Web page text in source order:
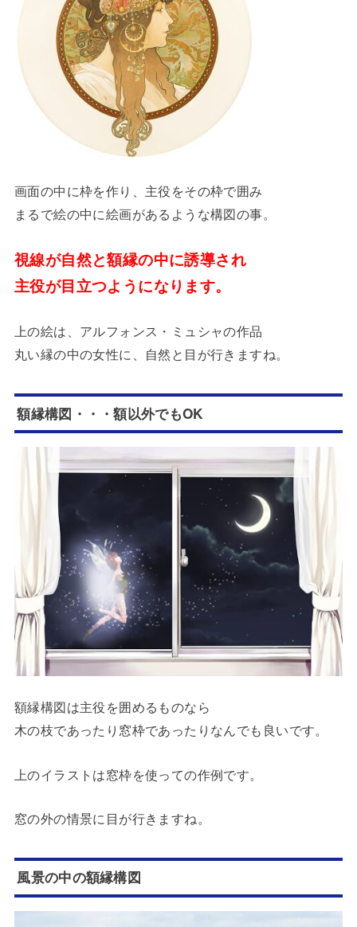
画面の中に枠を作り、主役をその枠で囲み
まるで絵の中に絵画があるような構図の事。
視線が自然と額縁の中に誘導され
主役が目立つようになります。
上の絵は、アルフォンス・ミュシャの作品
丸い縁の中の女性に、自然と目が行きますね。
額縁構図・・・額以外でもOK
額縁構図は主役を囲めるものなら
木の枝であったり窓枠であったりなんでも良いです。
上のイラストは窓枠を使っての作例です。
窓の外の情景に目が行きますね。
風景の中の額縁構図